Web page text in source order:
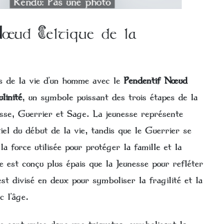
Celtique de la
la vie d’un homme avec le Pendentif Nœud
, un symbole puissant des trois étapes de la
Guerrier et Sage. La jeunesse représente
du début de la vie, tandis que le Guerrier se
force utilisée pour protéger la famille et la
est conçu plus épais que la Jeunesse pour refléter
divisé en deux pour symboliser la fragilité et la
l’âge.